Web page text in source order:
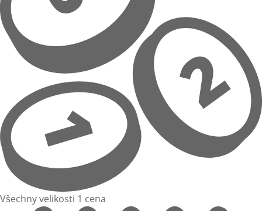
Všechny velikosti 1 cena